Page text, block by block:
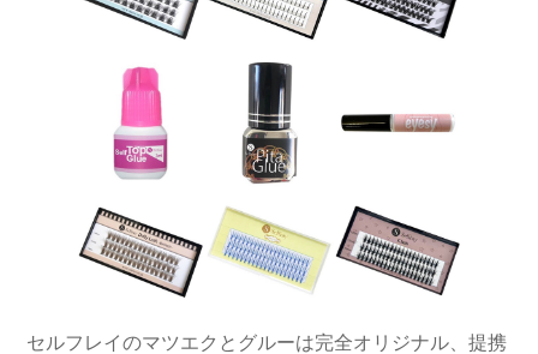
セルフレイのマツエクとグルーは完全オリジナル、提携